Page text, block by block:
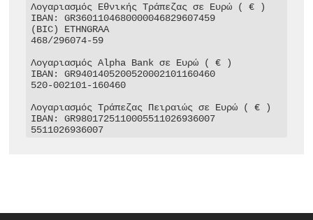
Λογαριασμός Εθνικής Τράπεζας σε Ευρώ ( € )
IBAN: GR3601104680000046829607459
(BIC) ETHNGRAA
468/296074-59
Λογαριασμός Alpha Bank σε Ευρώ ( € )
IBAN: GR9401405200520002101160460
520-002101-160460
Λογαριασμός Τράπεζας Πειραιώς σε Ευρώ ( € )
IBAN: GR9801725110005511026936007
5511026936007